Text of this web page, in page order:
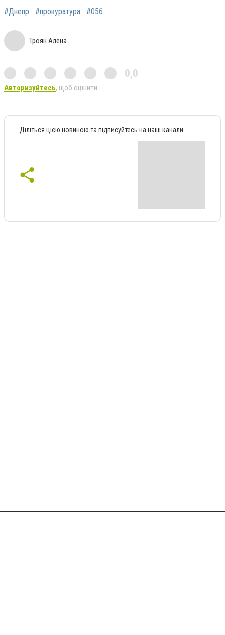
#Днепр #прокуратура #056
Троян Алена
0,0
Авторизуйтесь, щоб оцінити
Діліться цією новиною та підписуйтесь на наші канали